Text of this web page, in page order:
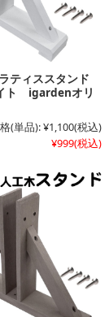
ティススタンド
ト igardenオリ
(単品):¥1,100(税込)
¥999(税込)